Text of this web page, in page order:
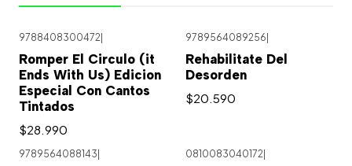
9788408300472
Romper El Circulo (it
Ends With Us) Edicion
Especial Con Cantos
Tintados
$28.990
9789564089256
Rehabilitate Del
Desorden
$20.590
9789564088143| 0810083040172|